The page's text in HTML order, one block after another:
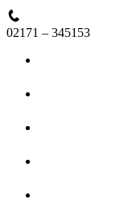
02171 – 345153